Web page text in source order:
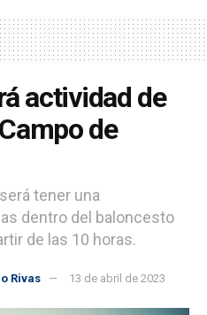
actividad de
de
tener una
dentro del baloncesto
de las 10 horas.
Rivas 13 de abril de 2023